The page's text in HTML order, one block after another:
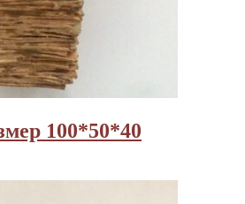
100*50*40